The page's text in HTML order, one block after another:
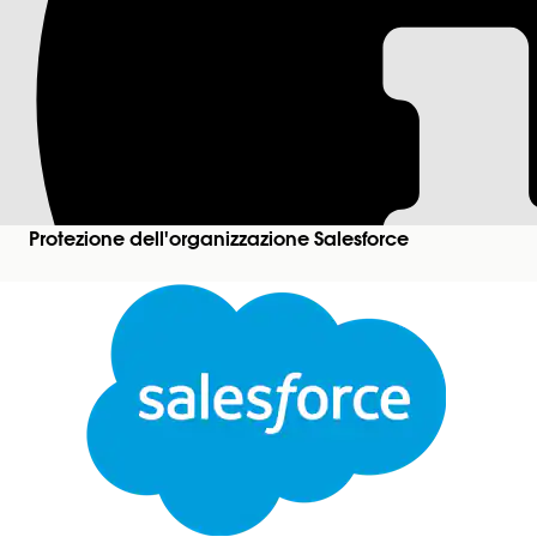
Protezione dell'organizzazione Salesforce
Controllo
Salesforce consente all'amministratore
Salesforce, agli utenti dell'assistenza partner o
Configurazione consigliata
Abilitare l'autenticazione a più fattori per l'accesso
Richiedere l'accesso amministratore per
Gli
amministratori possono accedere come
Impedire agli utenti di concedere l'accesso a un
Disponibile solo agli amministratori